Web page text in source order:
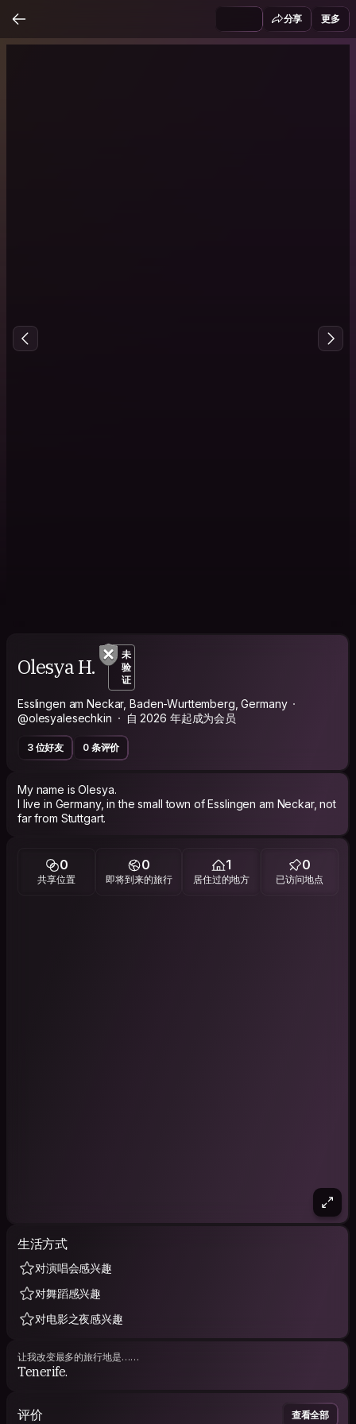
分享 更多
Olesya H.
未
验
证
Esslingen am Neckar, Baden-Wurttemberg, Germany
@olesyalesechkin
自 2026 年起成为会员
3 位好友 0 条评价
My name is Olesya.
I live in Germany, in the small town of Esslingen am Neckar, not
far from Stuttgart.
0
共享位置
0
即将到来的旅行
1
居住过的地方
0
已访问地点
生活方式
对演唱会感兴趣
对舞蹈感兴趣
对电影之夜感兴趣
让我改变最多的旅行地是……
Tenerife.
评价 查看全部